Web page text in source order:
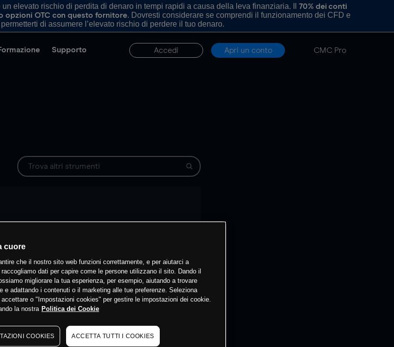
elevato rischio di perdita di denaro in tempi rapidi a causa della leva finanziaria. Il 70% dei conti
opzioni OTC con questo fornitore. Dovresti considerare se comprendi il funzionamento dei CFD e
di assumere l’elevato rischio di perdere il tuo denaro.
Supporto Accedi Apri un conto CMC Pro
cuore
che il nostro sito web funzioni correttamente, e per aiutarci a
dati per capire come le persone utilizzano il sito. Dando il
migliorare la tua esperienza, per esempio, aiutando a trovare
e adattando i contenuti o il marketing alle tue preferenze. Seleziona
o "Impostazioni cookies" per gestire le impostazioni dei cookie.
la nostra Politica dei Cookie
COOKIES ACCETTA TUTTI I COOKIES